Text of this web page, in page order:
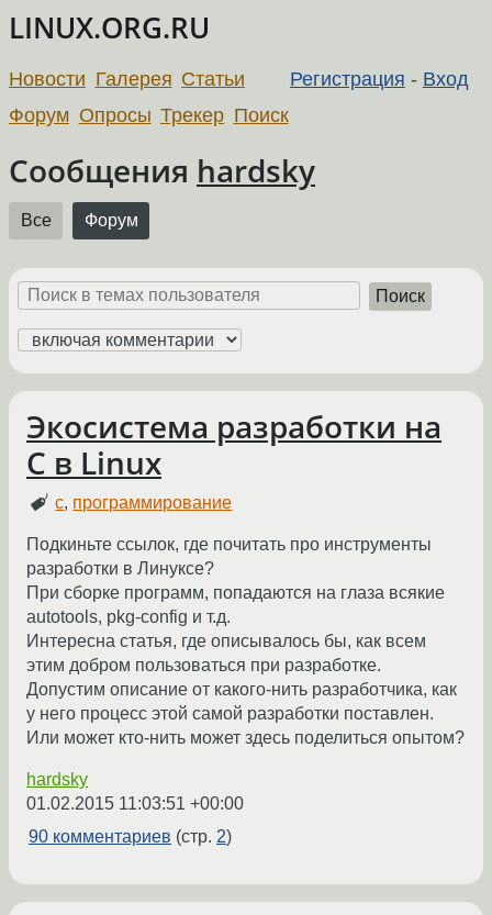
LINUX.ORG.RU
Регистрация - Вход
Новости Галерея Статьи
Форум Опросы Трекер Поиск
Сообщения hardsky
Все Форум
Поиск
Экосистема разработки на
С в Linux
c, программирование
Подкиньте ссылок, где почитать про инструменты
разработки в Линуксе?
При сборке программ, попадаются на глаза всякие
autotools, pkg-config и т.д.
Интересна статья, где описывалось бы, как всем
этим добром пользоваться при разработке.
Допустим описание от какого-нить разработчика, как
у него процесс этой самой разработки поставлен.
Или может кто-нить может здесь поделиться опытом?
hardsky
01.02.2015 11:03:51 +00:00
90 комментариев (стр. 2)